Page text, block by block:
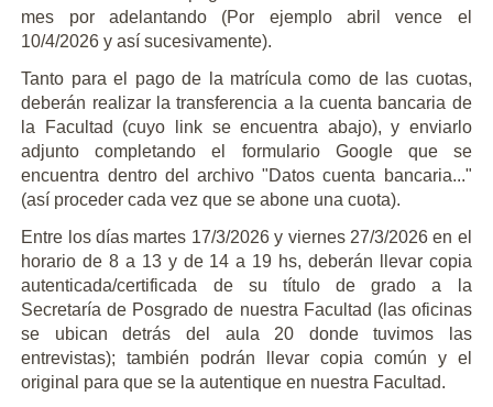
mes por adelantando (Por ejemplo abril vence el
10/4/2026 y así sucesivamente).
Tanto para el pago de la matrícula como de las cuotas,
deberán realizar la transferencia a la cuenta bancaria de
la Facultad (cuyo link se encuentra abajo), y enviarlo
adjunto completando el formulario Google que se
encuentra dentro del archivo "Datos cuenta bancaria..."
(así proceder cada vez que se abone una cuota).
Entre los días martes 17/3/2026 y viernes 27/3/2026 en el
horario de 8 a 13 y de 14 a 19 hs, deberán llevar copia
autenticada/certificada de su título de grado a la
Secretaría de Posgrado de nuestra Facultad (las oficinas
se ubican detrás del aula 20 donde tuvimos las
entrevistas); también podrán llevar copia común y el
original para que se la autentique en nuestra Facultad.